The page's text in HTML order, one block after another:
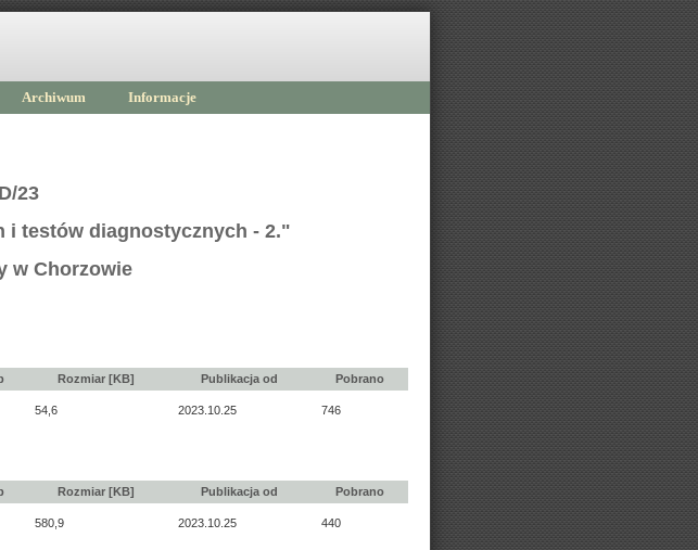
Archiwum Informacje
23
i testów diagnostycznych - 2."
w Chorzowie
Rozmiar [KB] Publikacja od Pobrano
54,6 2023.10.25 746
Rozmiar [KB] Publikacja od Pobrano
580,9 2023.10.25 440